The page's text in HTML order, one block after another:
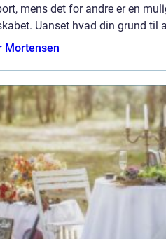
mens det for andre er en
Uanset hvad din grund til
Mortensen